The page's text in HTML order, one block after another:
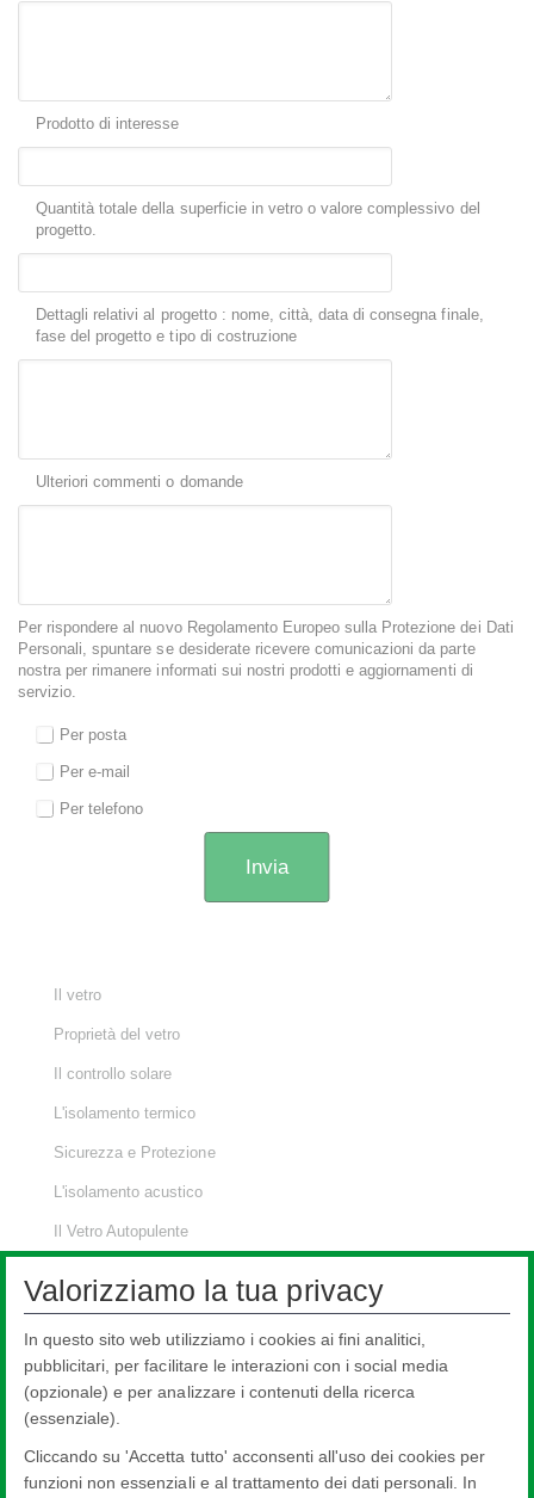
Il vetro
Proprietà del vetro
Il controllo solare
L'isolamento termico
Sicurezza e Protezione
L'isolamento acustico
Il Vetro Autopulente
Strumenti Utili
Riferimenti normativi
FAQs
Richieste tecniche
Servizio di Assistenza Tecnica
Valorizziamo la tua privacy
In questo sito web utilizziamo i cookies ai fini analitici,
pubblicitari, per facilitare le interazioni con i social media
(opzionale) e per analizzare i contenuti della ricerca
(essenziale).
Cliccando su 'Accetta tutto' acconsenti all'uso dei cookies per
funzioni non essenziali e al trattamento dei dati personali. In